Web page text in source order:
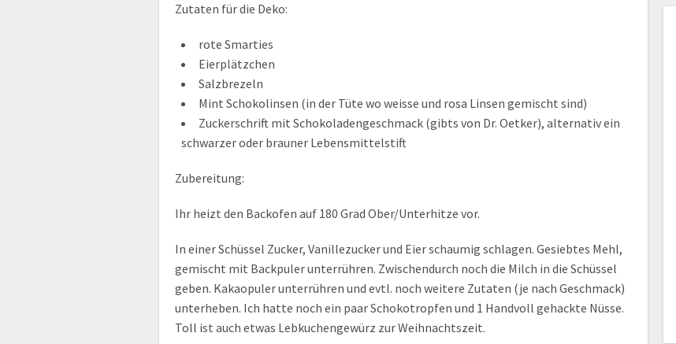
Zutaten für die Deko:
rote Smarties
Eierplätzchen
Salzbrezeln
Mint Schokolinsen (in der Tüte wo weisse und rosa Linsen gemischt sind)
Zuckerschrift mit Schokoladengeschmack (gibts von Dr. Oetker), alternativ ein
schwarzer oder brauner Lebensmittelstift
Zubereitung:
Ihr heizt den Backofen auf 180 Grad Ober/Unterhitze vor.
In einer Schüssel Zucker, Vanillezucker und Eier schaumig schlagen. Gesiebtes Mehl,
gemischt mit Backpuler unterrühren. Zwischendurch noch die Milch in die Schüssel
geben. Kakaopuler unterrühren und evtl. noch weitere Zutaten (je nach Geschmack)
unterheben. Ich hatte noch ein paar Schokotropfen und 1 Handvoll gehackte Nüsse.
Toll ist auch etwas Lebkuchengewürz zur Weihnachtszeit.